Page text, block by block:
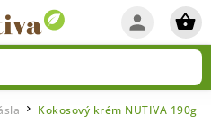
/ Kokosový krém NUTIVA 190g